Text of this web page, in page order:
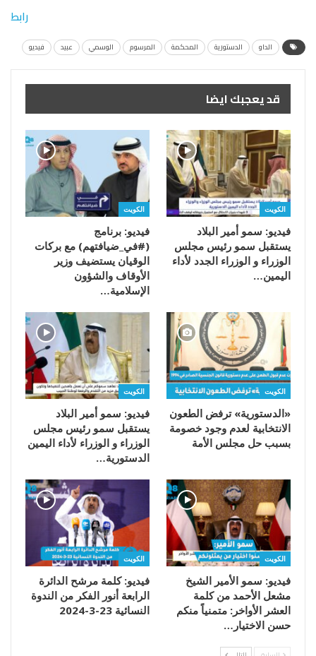
رابط
الداو الدستورية المحكمة المرسوم الوسمي عبيد فيديو
قد يعجبك ايضا
الكويت
فيديو: سمو أمير البلاد
يستقبل سمو رئيس مجلس
الوزراء و الوزراء الجدد لأداء
اليمين…
الكويت
فيديو: برنامج
(#في_ضيافتهم) مع بركات
الوقيان يستضيف وزير
الأوقاف والشؤون
الإسلامية…
الكويت
«الدستورية» ترفض الطعون
الانتخابية لعدم وجود خصومة
بسبب حل مجلس الأمة
الكويت
فيديو: سمو أمير البلاد
يستقبل سمو رئيس مجلس
الوزراء و الوزراء لأداء اليمين
الدستورية…
الكويت
فيديو: سمو الأمير الشيخ
مشعل الأحمد من كلمة
العشر الأواخر: متمنياً منكم
حسن الاختيار…
الكويت
فيديو: كلمة مرشح الدائرة
الرابعة أنور الفكر من الندوة
النسائية 23-3-2024